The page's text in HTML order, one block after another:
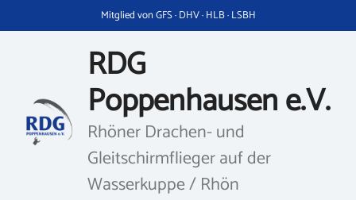
Inhalt
Mitglied von GFS · DHV · HLB · LSBH
RDG
Poppenhausen e.V.
Rhöner Drachen- und
Gleitschirmflieger auf der
Wasserkuppe / Rhön